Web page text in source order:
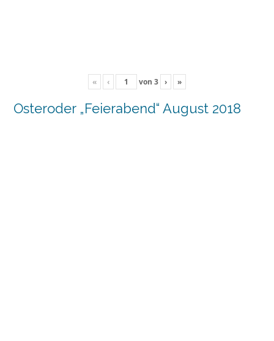
« ‹ von 3 › »
Osteroder „Feierabend“ August 2018